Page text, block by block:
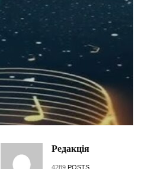
Редакція
4289 POSTS